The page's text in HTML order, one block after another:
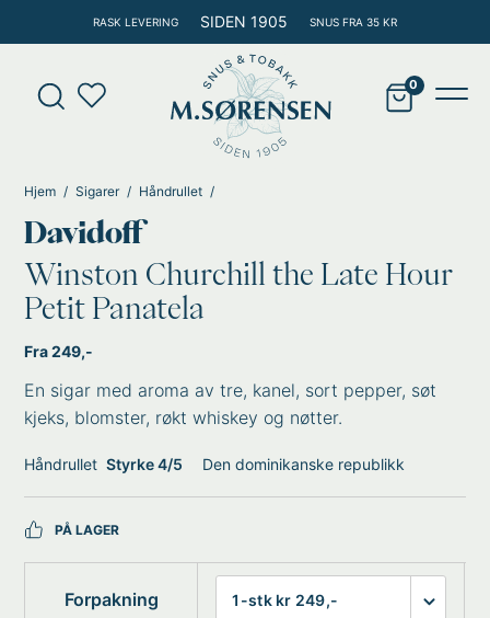
rett
innholdet
RASK LEVERING SIDEN 1905 SNUS FRA 35 KR
Products
search
Hjem Sigarer Håndrullet
Davidoff
Winston Churchill the Late Hour
Petit Panatela
Fra 249,-
En sigar med aroma av tre, kanel, sort pepper, søt
kjeks, blomster, røkt whiskey og nøtter.
Håndrullet Styrke 4/5 Den dominikanske republikk
PÅ LAGER
Forpakning